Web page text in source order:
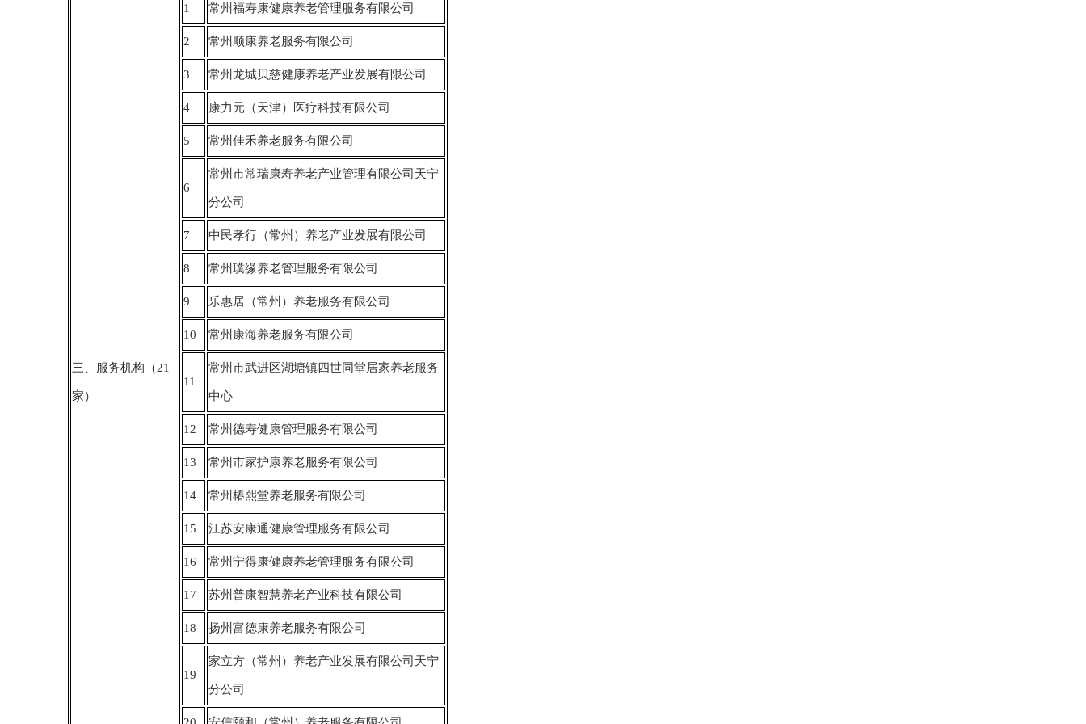
三、服务机构（21
家）
1 常州福寿康健康养老管理服务有限公司
2 常州顺康养老服务有限公司
3 常州龙城贝慈健康养老产业发展有限公司
4 康力元（天津）医疗科技有限公司
5 常州佳禾养老服务有限公司
6
常州市常瑞康寿养老产业管理有限公司天宁
分公司
7 中民孝行（常州）养老产业发展有限公司
8 常州璞缘养老管理服务有限公司
9 乐惠居（常州）养老服务有限公司
10 常州康海养老服务有限公司
11
常州市武进区湖塘镇四世同堂居家养老服务
中心
12 常州德寿健康管理服务有限公司
13 常州市家护康养老服务有限公司
14 常州椿熙堂养老服务有限公司
15 江苏安康通健康管理服务有限公司
16 常州宁得康健康养老管理服务有限公司
17 苏州普康智慧养老产业科技有限公司
18 扬州富德康养老服务有限公司
19
家立方（常州）养老产业发展有限公司天宁
分公司